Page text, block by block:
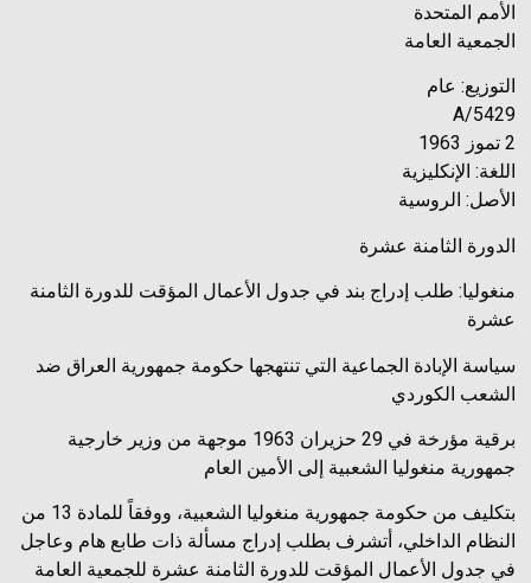
الأمم المتحدة
الجمعية العامة
التوزيع: عام
A/5429
2 تموز 1963
اللغة: الإنكليزية
الأصل: الروسية
الدورة الثامنة عشرة
منغوليا: طلب إدراج بند في جدول الأعمال المؤقت للدورة الثامنة
عشرة
سياسة الإبادة الجماعية التي تنتهجها حكومة جمهورية العراق ضد
الشعب الكوردي
برقية مؤرخة في 29 حزيران 1963 موجهة من وزير خارجية
جمهورية منغوليا الشعبية إلى الأمين العام
بتكليف من حكومة جمهورية منغوليا الشعبية، ووفقاً للمادة 13 من
النظام الداخلي، أتشرف بطلب إدراج مسألة ذات طابع هام وعاجل
في جدول الأعمال المؤقت للدورة الثامنة عشرة للجمعية العامة